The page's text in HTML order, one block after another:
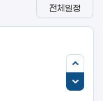
전체일정